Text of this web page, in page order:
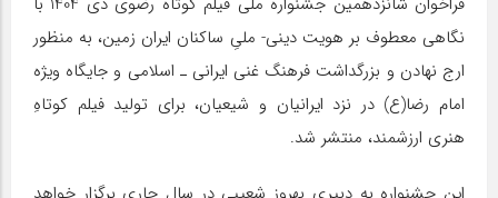
نگاهی معطوف بر هویت دینی- ملیِ ساکنان ایران زمین، به منظور
ارج نهادن و بزرگداشت فرهنگ غنی ایرانی ـ اسلامی و جایگاه ویژه
امام‌ رضا‌(ع) در نزد ایرانیان و شیعیان، برای تولید فیلم کوتاهِ
هنری ارزشمند، منتشر شد.